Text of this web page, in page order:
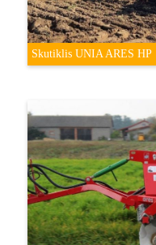
Skutiklis UNIA ARES HP